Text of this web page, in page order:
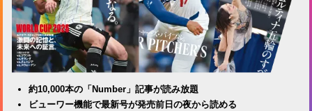
約10,000本の「Number」記事が読み放題
ビューワー機能で最新号が発売前日の夜から読める